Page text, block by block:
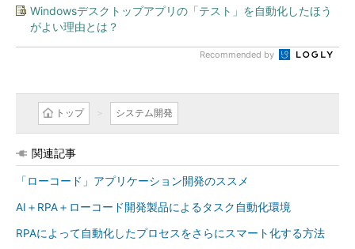
Windowsデスクトップアプリの「テスト」を自動化したほう
がよい理由とは？
Recommended by
トップ システム開発
関連記事
「ローコード」アプリケーション開発のススメ
AI＋RPA＋ローコード開発製品によるタスク自動化環境
RPAによって自動化したプロセスをさらにスマート化する方法